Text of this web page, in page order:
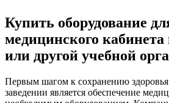
Купить оборудование
медицинского
или другой учебной
Первым шагом к сохранению
заведении является обеспечение